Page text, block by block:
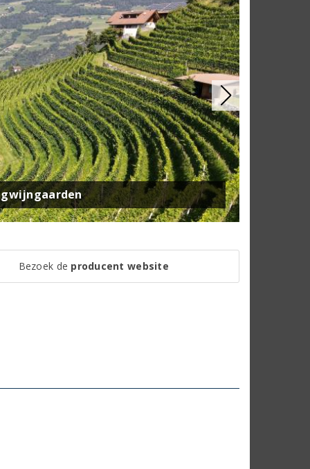
Bezoek de producent website